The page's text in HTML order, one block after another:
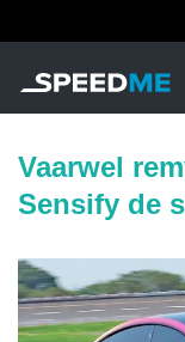
Vaarwel
Sensify de